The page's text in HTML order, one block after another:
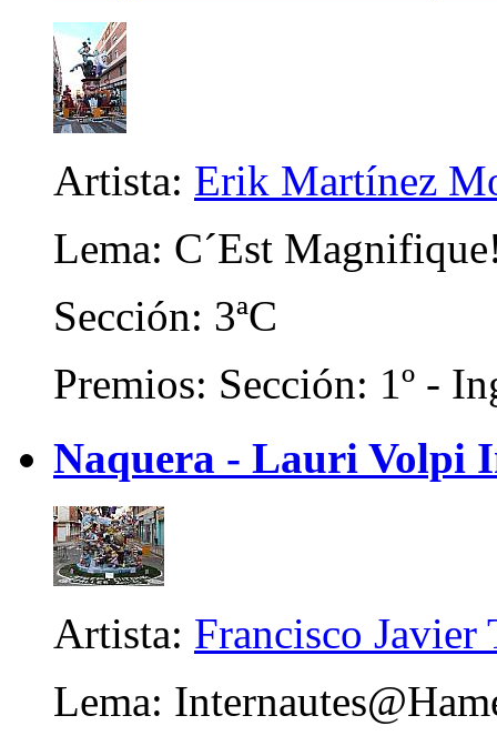
Artista: Erik Martínez
Lema: C´Est
Sección: 3ªC
Premios: Sección: 1º -
Naquera - Lauri Volpi
Artista: Francisco Javier
Lema: